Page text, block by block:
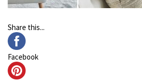
Share this...
Facebook